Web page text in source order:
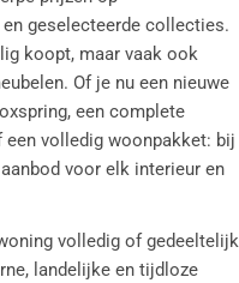
geselecteerde collecties.
koopt, maar vaak ook
Of je nu een nieuwe
een complete
volledig woonpakket: bij
voor elk interieur en
volledig of gedeeltelijk
landelijke en tijdloze